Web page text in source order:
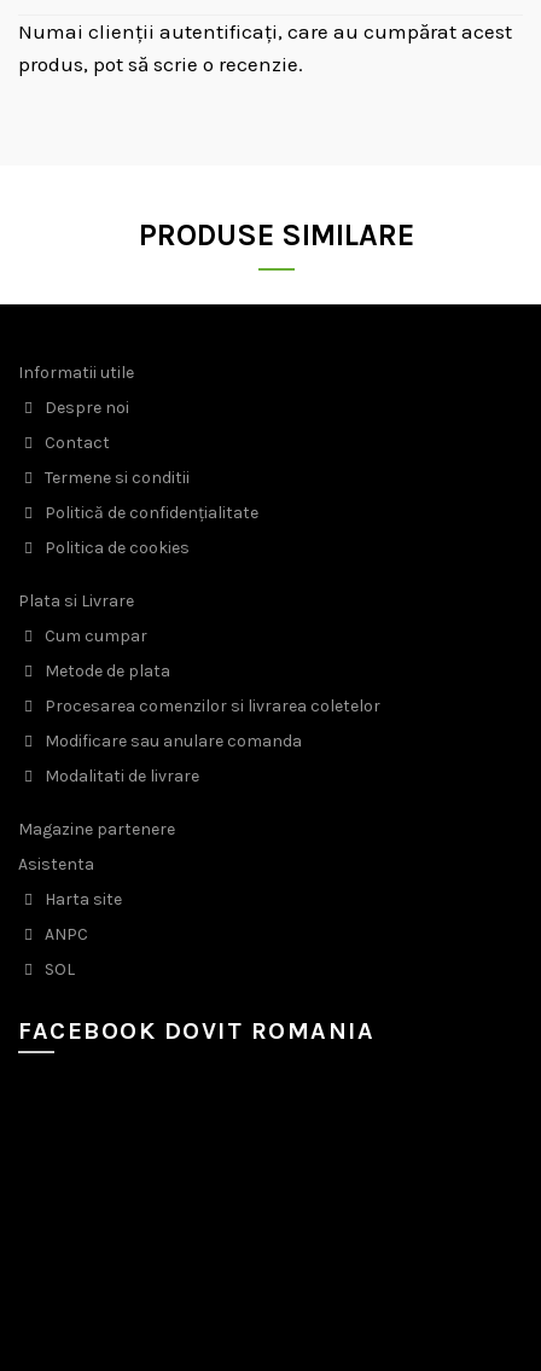
Numai clienții autentificați, care au cumpărat acest
produs, pot să scrie o recenzie.
PRODUSE SIMILARE
Informatii utile
Despre noi
Contact
Termene si conditii
Politică de confidențialitate
Politica de cookies
Plata si Livrare
Cum cumpar
Metode de plata
Procesarea comenzilor si livrarea coletelor
Modificare sau anulare comanda
Modalitati de livrare
Magazine partenere
Asistenta
Harta site
ANPC
SOL
FACEBOOK DOVIT ROMANIA